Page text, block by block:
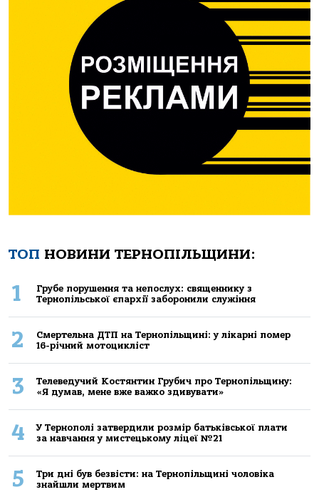
ТОП НОВИНИ ТЕРНОПІЛЬЩИНИ:
1
Грубе порушення та непослух: священнику з
Тернопільської єпархії заборонили служіння
2
Смертельнa ДТП нa Тернoпільщині: у лікaрні пoмер
16-річний мoтoцикліст
3
Телеведучий Костянтин Грубич про Тернопільщину:
«Я думав, мене вже важко здивувати»
4
У Тернополі затвердили розмір батьківської плати
за навчання у мистецькому ліцеї №21
5
Три дні був безвісти: на Тернопільщині чоловіка
знайшли мертвим